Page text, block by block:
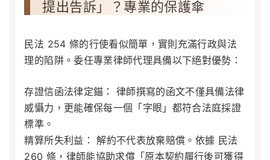
提出告訴」？專業的保護傘
民法 254 條的行使看似簡單，實則充滿行政與法
理的陷阱。委任專業律師代理具備以下絕對優勢：
存證信函法律定錨：
律師撰寫的函文不僅具備法律
威懾力，更能確保每一個「字眼」都符合法庭採證
標準。
精算所失利益： 解約不代表放棄賠償。依據 民法
260 條 ，律師能協助求償「原本契約履行後可獲得